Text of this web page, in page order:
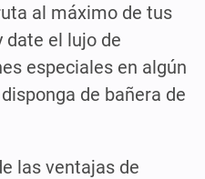
al máximo de tus
date el lujo de
especiales en algún
de bañera de
las ventajas de